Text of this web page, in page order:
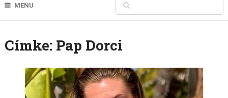
MENU
Címke: Pap Dorci